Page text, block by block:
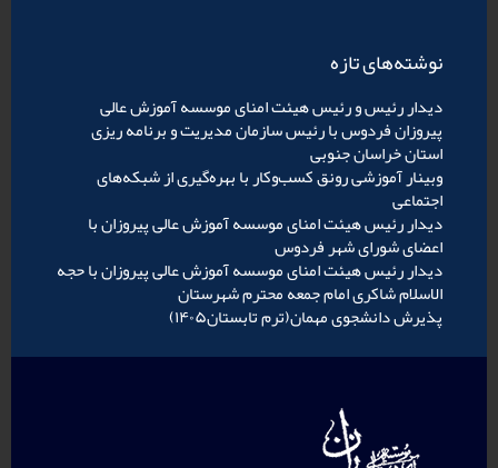
نوشته‌های تازه
دیدار رئیس و رئیس هیئت امنای موسسه آموزش عالی
پیروزان فردوس با رئیس سازمان مدیریت و برنامه ریزی
استان خراسان جنوبی
وبینار آموزشی رونق کسب‌وکار با بهره‌گیری از شبکه‌های
اجتماعی
دیدار رئیس هیئت امنای موسسه آموزش عالی پیروزان با
اعضای شورای شهر فردوس
دیدار رئیس هیئت امنای موسسه آموزش عالی پیروزان با حجه
الاسلام شاکری امام جمعه محترم شهرستان
پذیرش دانشجوی مهمان(ترم تابستان۱۴۰۵)